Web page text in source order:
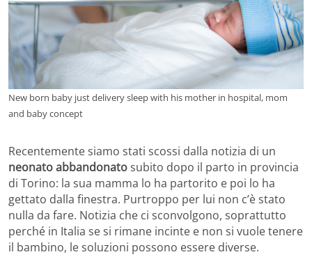
New born baby just delivery sleep with his mother in hospital, mom
and baby concept
Recentemente siamo stati scossi dalla notizia di un
neonato abbandonatosubito dopo il parto in provincia
di Torino: la sua mamma lo ha partorito e poi lo ha
gettato dalla finestra. Purtroppo per lui non c’è stato
nulla da fare. Notizia che ci sconvolgono, soprattutto
perché in Italia se si rimane incinte e non si vuole tenere
il bambino, le soluzioni possono essere diverse.